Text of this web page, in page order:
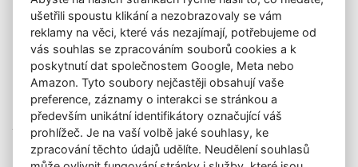
GDPR
Kontakt
KONTAKT
GALERIE LAZARSKÁ
Lazarská 7
110 00 Praha 1
E-mail:
info@galerielazarska.cz
ušetřili spoustu klikání a nezobrazovaly se vám
reklamy na věci, které vás nezajímají, potřebujeme od
vás souhlas se zpracováním souborů cookies a k
poskytnutí dat společnostem Google, Meta nebo
Amazon. Tyto soubory nejčastěji obsahují vaše
preference, záznamy o interakci se stránkou a
především unikátní identifikátory označující váš
prohlížeč. Je na vaší volbě jaké souhlasy, ke
zpracování těchto údajů udělíte. Neudělení souhlasů